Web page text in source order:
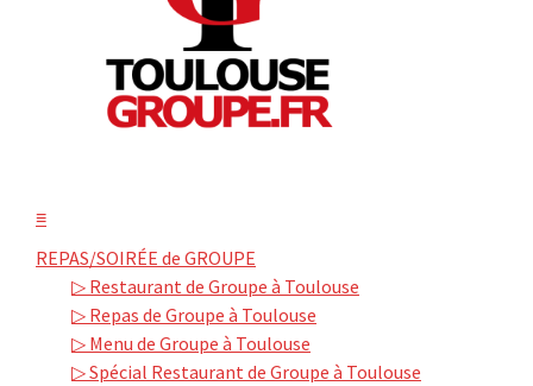
≡
REPAS/SOIRÉE de GROUPE
▷ Restaurant de Groupe à Toulouse
▷ Repas de Groupe à Toulouse
▷ Menu de Groupe à Toulouse
▷ Spécial Restaurant de Groupe à Toulouse